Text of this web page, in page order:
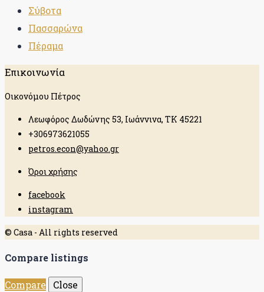
Σύβοτα
Πασσαρώνα
Πέραμα
Επικοινωνία
Οικονόμου Πέτρος
Λεωφόρος Δωδώνης 53, Ιωάννινα, ΤΚ 45221
+306973621055
petros.econ@yahoo.gr
Όροι χρήσης
facebook
instagram
© Casa - All rights reserved
Compare listings
Compare
Close